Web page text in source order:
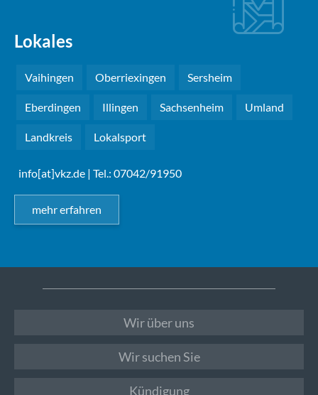
Lokales
Vaihingen Oberriexingen Sersheim
Eberdingen Illingen Sachsenheim Umland
Landkreis Lokalsport
info[at]vkz.de | Tel.: 07042/91950
mehr erfahren
Wir über uns
Wir suchen Sie
Kündigung